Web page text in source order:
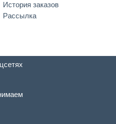
История заказов
Рассылка